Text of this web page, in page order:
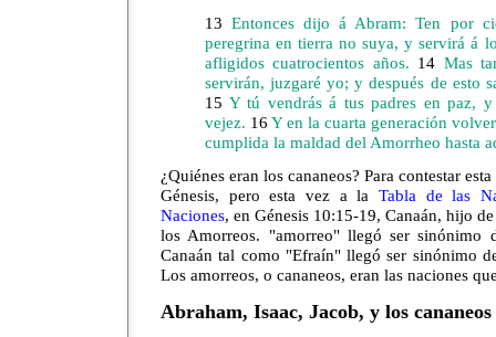
13 Entonces dijo á Abram: Ten por
peregrina en tierra no suya, y servirá á
afligidos cuatrocientos años. 14 Mas
servirán, juzgaré yo; y después de esto
15 Y tú vendrás á tus padres en paz, y
vejez. 16 Y en la cuarta generación
cumplida la maldad del Amorrheo hasta
¿Quiénes eran los cananeos? Para contestar
Génesis, pero esta vez a la Tabla de las
Naciones, en Génesis 10:15-19, Canaán, hijo
los Amorreos. "amorreo" llegó ser sinónimo
Canaán tal como "Efraín" llegó ser sinónimo
Los amorreos, o cananeos, eran las naciones
Abraham, Isaac, Jacob, y los cananeos